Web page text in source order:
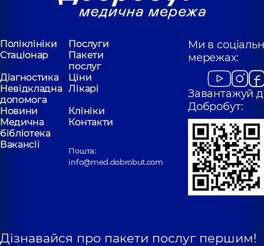
Поліклініки
Послуги
Стаціонар
Пакети
послуг
Діагностика
Ціни
Невідкладна
допомога
Лікарі
Новини
Клініки
Медична
бібліотека
Контакти
Вакансії
Пошта:
info@med.dobrobut.com
Ми в
мережах:
Завантажуй
Добробут:
Дізнавайся про пакети послуг першим!